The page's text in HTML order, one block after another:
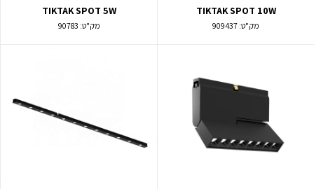
TIKTAK SPOT 10W
מק"ט: 909437
TIKTAK SPOT 5W
מק"ט: 90783